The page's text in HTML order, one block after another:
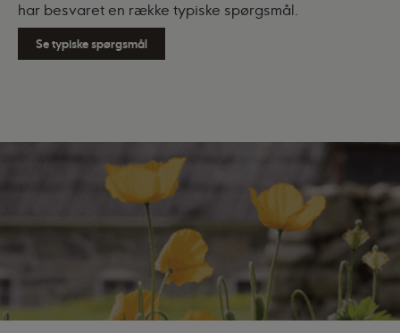
har besvaret en række typiske spørgsmål.
Se typiske spørgsmål